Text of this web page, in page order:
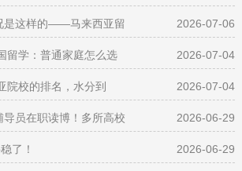
是这样的——马来西亚留 2026-07-06
留学：普通家庭怎么选 2026-07-04
院校的排名，水分到 2026-07-04
员在职读博！多所高校 2026-06-29
了！ 2026-06-29